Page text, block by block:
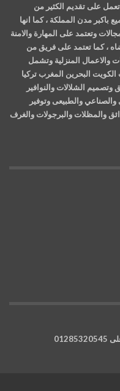
على تقديم الكثير من
باكبر مدن المملكة ، كما انها
وتعتمد على المهارة والامنة
، كما تعتمد على فريق من
والاعمال المنزلية وتشمل
الكويت البحرين المغرب تركيا
الشلالات والنوافير
والطبيعى وتوفير
والمظلات والبرجولات والغرف